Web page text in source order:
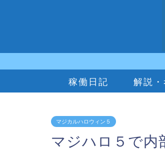
稼働日記 解説・
マジカルハロウィン５
マジハロ５で内